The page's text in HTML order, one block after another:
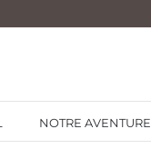
NOTRE AVENTURE